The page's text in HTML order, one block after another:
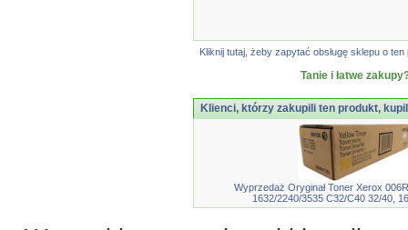
Kliknij tutaj, żeby zapytać obsługę sklepu o
Tanie i łatwe
Klienci, którzy zakupili ten produkt,
Wyprzedaż Oryginał Toner Xerox
1632/2240/3535 C32/C40 32/40,